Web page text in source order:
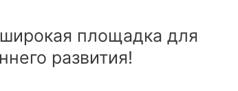
площадка для
развития!